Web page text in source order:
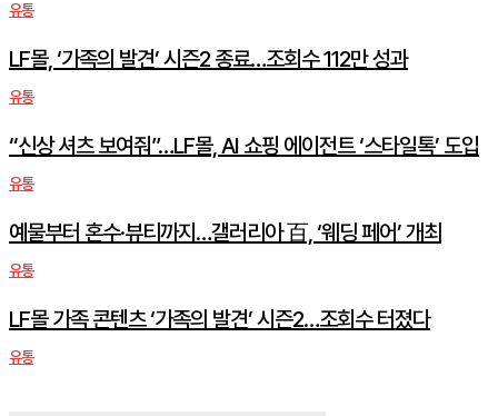
유통
LF몰, ‘가족의 발견’ 시즌2 종료…조회수 112만 성과
유통
“신상 셔츠 보여줘”…LF몰, AI 쇼핑 에이전트 ‘스타일톡’ 도입
유통
예물부터 혼수·뷰티까지…갤러리아 百, ‘웨딩 페어’ 개최
유통
LF몰 가족 콘텐츠 ‘가족의 발견’ 시즌2…조회수 터졌다
유통